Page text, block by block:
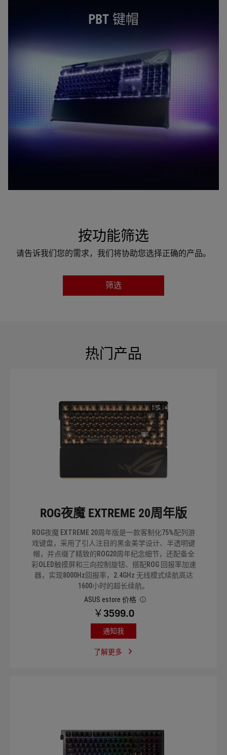
PBT 键帽
按功能筛选
请告诉我们您的需求，我们将协助您选择正确的产品。
筛选
热门产品
ROG夜魔 EXTREME 20周年版
ROG夜魔 EXTREME 20周年版是一款客制化75%配列游
戏键盘，采用了引人注目的黑金美学设计、半透明键
帽，并点缀了精致的ROG20周年纪念细节，还配备全
彩OLED触摸屏和三向控制旋钮、搭配ROG 回报率加速
器，实现8000Hz回报率，2.4GHz 无线模式续航高达
1600小时的超长续航。
ASUS estore 价格
￥3599.0
通知我
了解更多